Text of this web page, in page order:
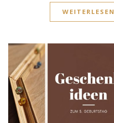
WEITERLESEN